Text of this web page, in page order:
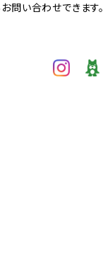
問い合わせできます。